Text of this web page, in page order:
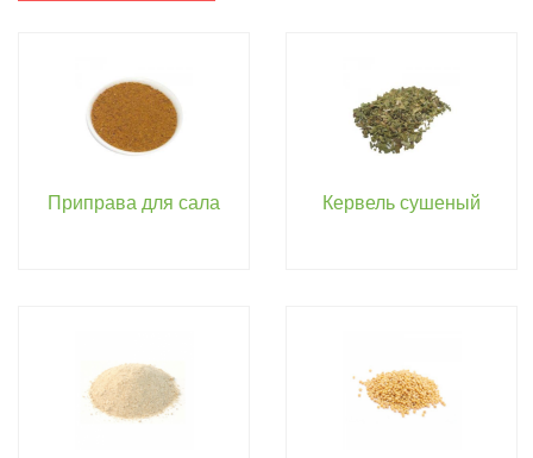
Приправа для сала Кервель сушеный